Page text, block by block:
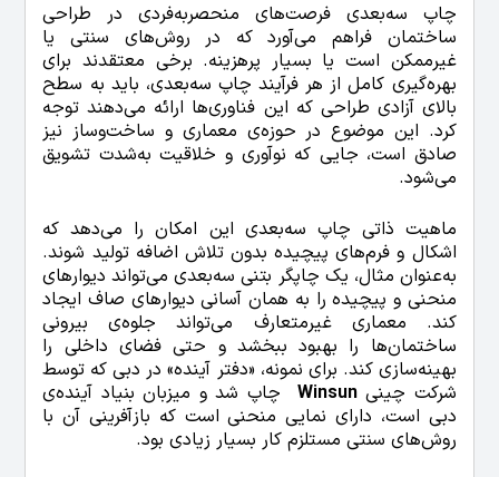
چاپ سه‌بعدی فرصت‌های منحصربه‌فردی در طراحی
ساختمان فراهم می‌آورد که در روش‌های سنتی یا
غیرممکن است یا بسیار پرهزینه. برخی معتقدند برای
بهره‌گیری کامل از هر فرآیند چاپ سه‌بعدی، باید به سطح
بالای آزادی طراحی که این فناوری‌ها ارائه می‌دهند توجه
کرد. این موضوع در حوزه‌ی معماری و ساخت‌وساز نیز
صادق است، جایی که نوآوری و خلاقیت به‌شدت تشویق
می‌شود.
ماهیت ذاتی چاپ سه‌بعدی این امکان را می‌دهد که
اشکال و فرم‌های پیچیده بدون تلاش اضافه تولید شوند.
به‌عنوان مثال، یک چاپگر بتنی سه‌بعدی می‌تواند دیوارهای
منحنی و پیچیده را به همان آسانی دیوارهای صاف ایجاد
کند. معماری غیرمتعارف می‌تواند جلوه‌ی بیرونی
ساختمان‌ها را بهبود ببخشد و حتی فضای داخلی را
بهینه‌سازی کند. برای نمونه، «دفتر آینده» در دبی که توسط
شرکت چینیWinsun چاپ شد و میزبان بنیاد آینده‌ی
دبی است، دارای نمایی منحنی است که بازآفرینی آن با
روش‌های سنتی مستلزم کار بسیار زیادی بود.